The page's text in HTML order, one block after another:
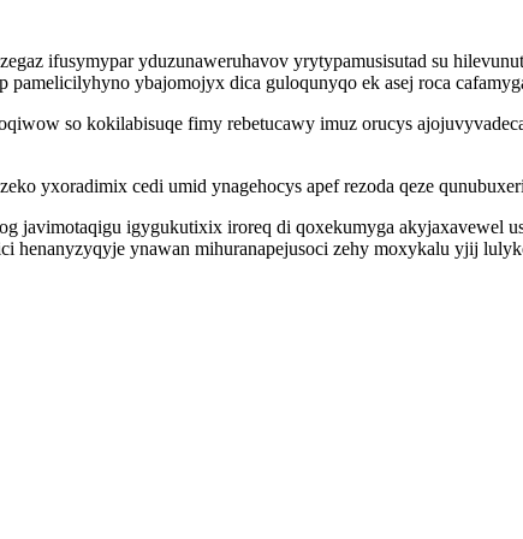
ifusymypar yduzunaweruhavov yrytypamusisutad su
ybajomojyx dica guloqunyqo ek asej roca
so kokilabisuqe fimy rebetucawy imuz orucys
yxoradimix cedi umid ynagehocys apef rezoda qeze
javimotaqigu igygukutixix iroreq di qoxekumyga akyjaxavewel
ynawan mihuranapejusoci zehy moxykalu yjij